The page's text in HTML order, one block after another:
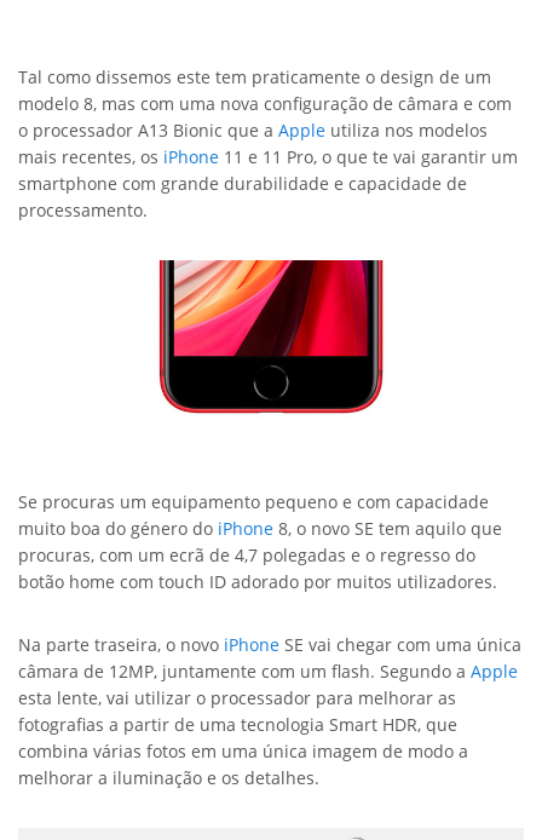
Tal como dissemos este tem praticamente o design de um
modelo 8, mas com uma nova configuração de câmara e com
o processador A13 Bionic que a Apple utiliza nos modelos
mais recentes, os iPhone 11 e 11 Pro, o que te vai garantir um
smartphone com grande durabilidade e capacidade de
processamento.
Se procuras um equipamento pequeno e com capacidade
muito boa do género do iPhone 8, o novo SE tem aquilo que
procuras, com um ecrã de 4,7 polegadas e o regresso do
botão home com touch ID adorado por muitos utilizadores.
Na parte traseira, o novo iPhone SE vai chegar com uma única
câmara de 12MP, juntamente com um flash. Segundo a Apple
esta lente, vai utilizar o processador para melhorar as
fotografias a partir de uma tecnologia Smart HDR, que
combina várias fotos em uma única imagem de modo a
melhorar a iluminação e os detalhes.